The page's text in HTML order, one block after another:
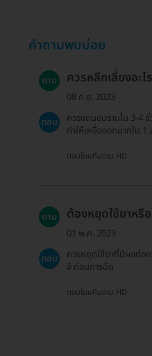
คำถามพบบ่อย
ถาม ควรหลีกเลี่ยงอะ
08 ก.ย. 2023
ตอบ
ควรงดนอนราบใน 3-4
ทำให้เหงื่อออกมากใน 1
ตอบโดยทีมงาน HD
ถาม ต้องหยุดใช้ยาหรื
01 พ.ค. 2023
ตอบ
ควรหยุดใช้ยาที่มีผลต่อก
อี ก่อนการฉีด
ตอบโดยทีมงาน HD